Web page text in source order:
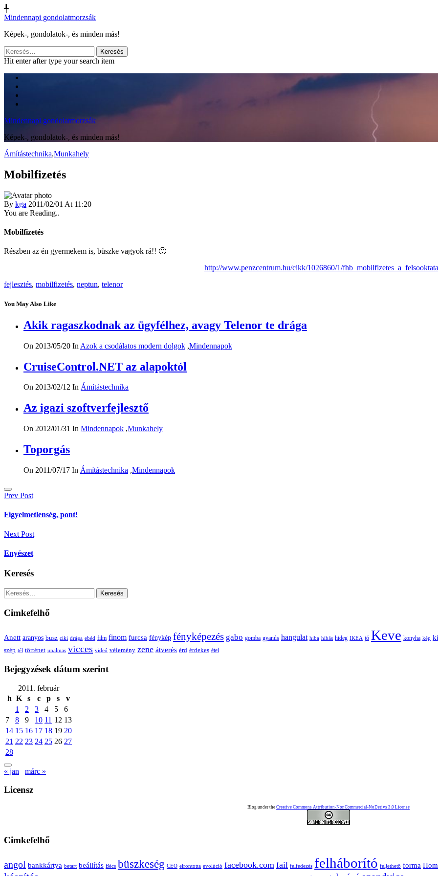
╄
Mindennapi gondolatmorzsák
Képek-, gondolatok-, és minden más!
Keresés:
Hit enter after type your search item
Mindennapi gondolatmorzsák
Képek-, gondolatok-, és minden más!
Ámítástechnika,Munkahely
Mobilfizetés
By kga 2011/02/01 At 11:20
You are Reading..
Mobilfizetés
Részben az én gyermekem is, büszke vagyok rá!! 🙂
http://www.penzcentrum.hu/cikk/1026860/1/
fejlesztés, mobilfizetés, neptun, telenor
You May Also Like
Akik ragaszkodnak az ügyfélhez, avagy Telenor te drága
On 2013/05/20 In Azok a csodálatos modern dolgok ,Mindennapok
CruiseControl.NET az alapoktól
On 2013/02/12 In Ámítástechnika
Az igazi szoftverfejlesztő
On 2012/01/31 In Mindennapok ,Munkahely
Toporgás
On 2011/07/17 In Ámítástechnika ,Mindennapok
Bejegyzés
navigáció
Prev Post
Figyelmetlenség, pont!
Next Post
Enyészet
Keresés
Keresés:
Cimkefelhő
Anett aranyos busz ciki drága ebéd film finom furcsa fénykép fényképezés gabo gomba gyanús hangulat hiba hibás hideg IKEA jó Keve konyha kép
szép tél történet unalmas vicces videó vélemény zene átverés érd érdekes étel
Bejegyzések dátum szerint
2011. február
h K s c p s
v
1
2 3 4 5
6
7
8 9 10 11 12 13
14 15 16 17 18 19 20
21 22 23 24 25 26 27
28
« jan márc »
Licensz
Blog under the Creative Commons Attribution-NonCommercial-NoDerivs 3.0 License
Cimkefelhő
angol bankkártya betart beállítás Bécs büszkeség CEO elrontotta evolúció facebook.com fail felfedezés felháborító feljethető forma